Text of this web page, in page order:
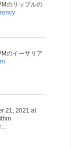
のリップルの
のイーサリア
21, 2021 at